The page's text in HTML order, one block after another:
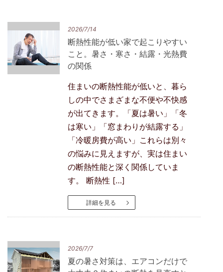
2026/7/14
断熱性能が低い家で起こりやすい
こと。暑さ・寒さ・結露・光熱費
の関係
住まいの断熱性能が低いと、暮ら
しの中でさまざまな不便や不快感
が出てきます。「夏は暑い」「冬
は寒い」「窓まわりが結露する」
「冷暖房費が高い」これらは別々
の悩みに見えますが、実は住まい
の断熱性能と深く関係していま
す。 断熱性 […]
詳細を見る
2026/7/7
夏の暑さ対策は、エアコンだけで